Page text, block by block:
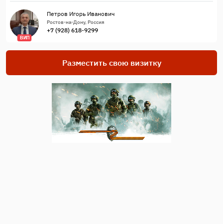
ВИП
Петров Игорь Иванович
Ростов-на-Дону, Россия
+7 (928) 618-9299
Разместить свою визитку